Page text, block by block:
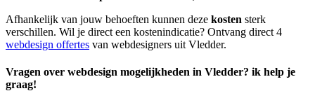
Afhankelijk van jouw behoeften kunnen deze kosten sterk
verschillen. Wil je direct een kostenindicatie? Ontvang direct 4
webdesign offertes van webdesigners uit Vledder.
Vragen over webdesign mogelijkheden in Vledder? ik help je
graag!